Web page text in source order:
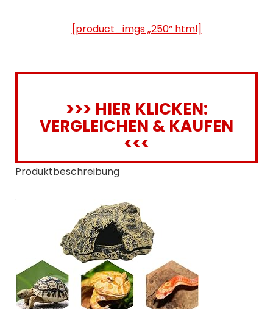
[product_imgs „250“ html]
>>> HIER KLICKEN:
VERGLEICHEN & KAUFEN
<<<
Produktbeschreibung